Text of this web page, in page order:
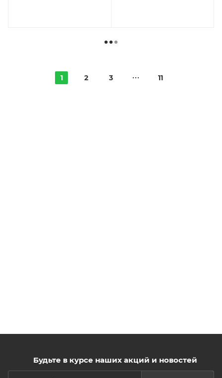
1 2 3 11
Будьте в курсе наших акций и новостей